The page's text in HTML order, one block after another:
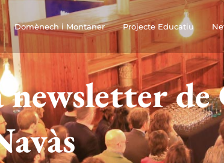
Domènech i Montaner Projecte Educatiu
de